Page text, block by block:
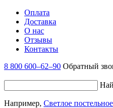
Оплата
Доставка
О нас
Отзывы
Контакты
8 800 600–62–90 Обратный
Например, Светлое